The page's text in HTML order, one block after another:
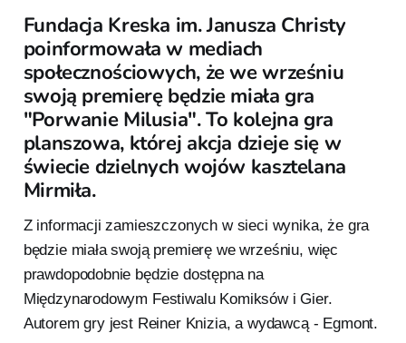
Fundacja Kreska im. Janusza Christy
poinformowała w mediach
społecznościowych, że we wrześniu
swoją premierę będzie miała gra
"Porwanie Milusia". To kolejna gra
planszowa, której akcja dzieje się w
świecie dzielnych wojów kasztelana
Mirmiła.
Z informacji zamieszczonych w sieci wynika, że gra
będzie miała swoją premierę we wrześniu, więc
prawdopodobnie będzie dostępna na
Międzynarodowym Festiwalu Komiksów i Gier.
Autorem gry jest Reiner Knizia, a wydawcą - Egmont.